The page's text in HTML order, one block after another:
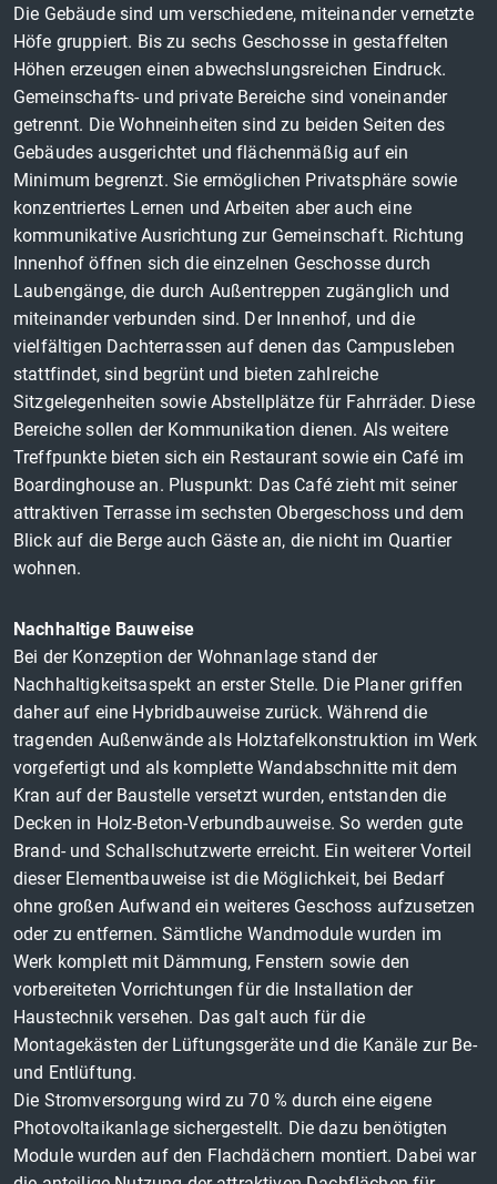
Die Gebäude sind um verschiedene, miteinander vernetzte
Höfe gruppiert. Bis zu sechs Geschosse in gestaffelten
Höhen erzeugen einen abwechslungsreichen Eindruck.
Gemeinschafts- und private Bereiche sind voneinander
getrennt. Die Wohneinheiten sind zu beiden Seiten des
Gebäudes ausgerichtet und flächenmäßig auf ein
Minimum begrenzt. Sie ermöglichen Privatsphäre sowie
konzentriertes Lernen und Arbeiten aber auch eine
kommunikative Ausrichtung zur Gemeinschaft. Richtung
Innenhof öffnen sich die einzelnen Geschosse durch
Laubengänge, die durch Außentreppen zugänglich und
miteinander verbunden sind. Der Innenhof, und die
vielfältigen Dachterrassen auf denen das Campusleben
stattfindet, sind begrünt und bieten zahlreiche
Sitzgelegenheiten sowie Abstellplätze für Fahrräder. Diese
Bereiche sollen der Kommunikation dienen. Als weitere
Treffpunkte bieten sich ein Restaurant sowie ein Café im
Boardinghouse an. Pluspunkt: Das Café zieht mit seiner
attraktiven Terrasse im sechsten Obergeschoss und dem
Blick auf die Berge auch Gäste an, die nicht im Quartier
wohnen.
Nachhaltige Bauweise
Bei der Konzeption der Wohnanlage stand der
Nachhaltigkeitsaspekt an erster Stelle. Die Planer griffen
daher auf eine Hybridbauweise zurück. Während die
tragenden Außenwände als Holztafelkonstruktion im Werk
vorgefertigt und als komplette Wandabschnitte mit dem
Kran auf der Baustelle versetzt wurden, entstanden die
Decken in Holz-Beton-Verbundbauweise. So werden gute
Brand- und Schallschutzwerte erreicht. Ein weiterer Vorteil
dieser Elementbauweise ist die Möglichkeit, bei Bedarf
ohne großen Aufwand ein weiteres Geschoss aufzusetzen
oder zu entfernen. Sämtliche Wandmodule wurden im
Werk komplett mit Dämmung, Fenstern sowie den
vorbereiteten Vorrichtungen für die Installation der
Haustechnik versehen. Das galt auch für die
Montagekästen der Lüftungsgeräte und die Kanäle zur Be-
und Entlüftung.
Die Stromversorgung wird zu 70 % durch eine eigene
Photovoltaikanlage sichergestellt. Die dazu benötigten
Module wurden auf den Flachdächern montiert. Dabei war